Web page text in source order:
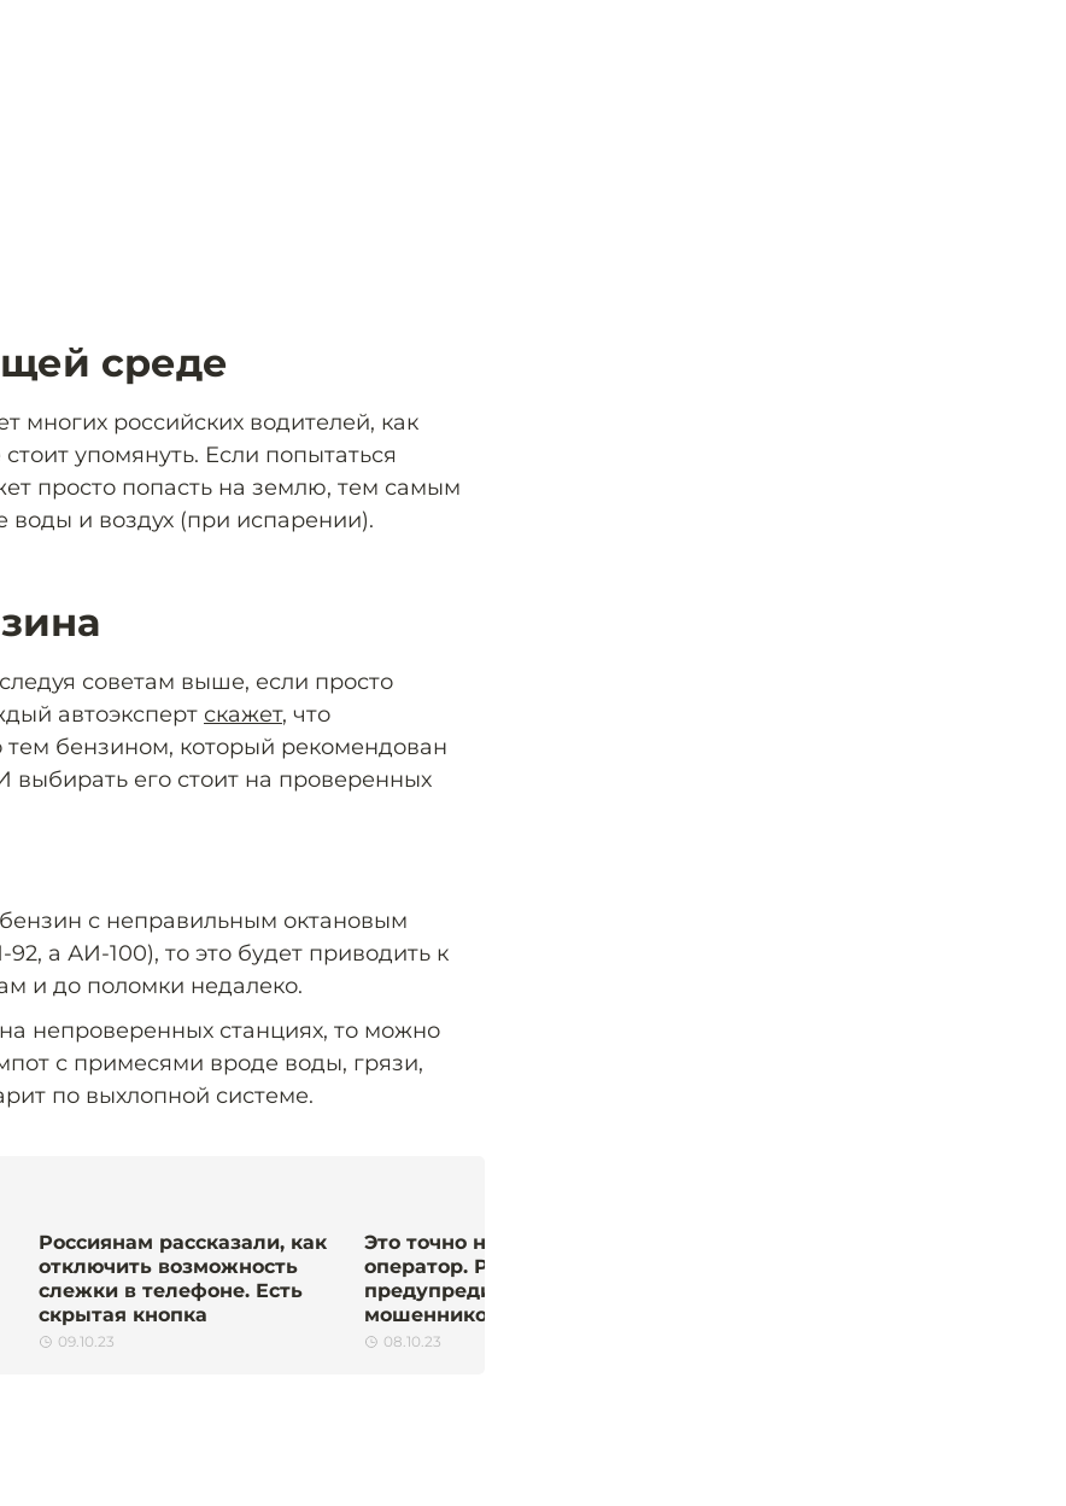
среде
многих российских водителей, как
упомянуть. Если попытаться
просто попасть на землю, тем самым
воды и воздух (при испарении).
советам выше, если просто
автоэксперт скажет, что
тем бензином, который рекомендован
его стоит на проверенных
с неправильным октановым
а АИ-100), то это будет приводить к
и до поломки недалеко.
непроверенных станциях, то можно
с примесями вроде воды, грязи,
по выхлопной системе.
Россиянам рассказали, как
отключить возможность
слежки в телефоне. Есть
скрытая кнопка
09.10.23
Это точно не сотовый
оператор. Россиян
предупредили о новой схеме
мошенников
08.10.23